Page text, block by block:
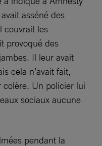
asséné des
couvrait les
provoqué des
Il leur avait
cela n’avait fait,
colère. Un policier lui
sociaux aucune
pendant la